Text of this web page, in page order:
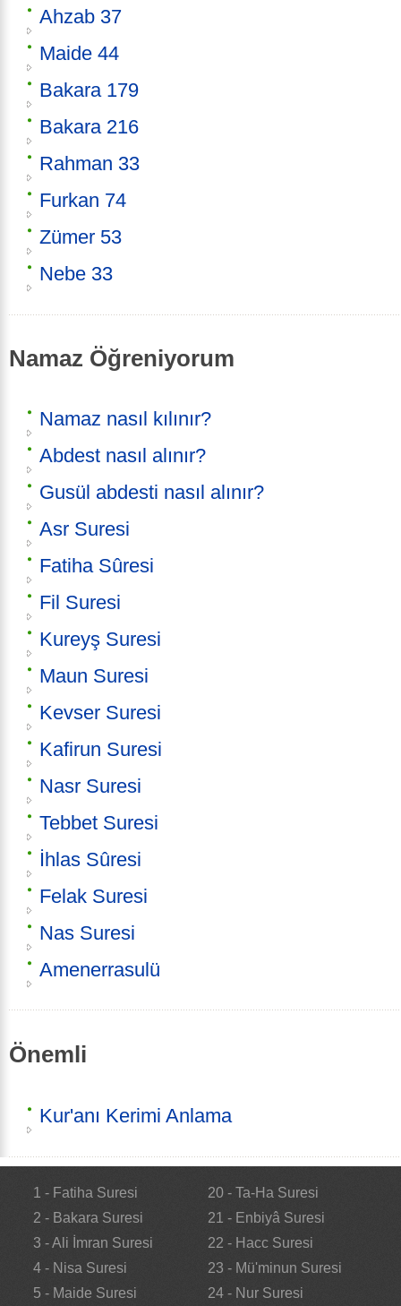
Ahzab 37
Maide 44
Bakara 179
Bakara 216
Rahman 33
Furkan 74
Zümer 53
Nebe 33
Namaz Öğreniyorum
Namaz nasıl kılınır?
Abdest nasıl alınır?
Gusül abdesti nasıl alınır?
Asr Suresi
Fatiha Sûresi
Fil Suresi
Kureyş Suresi
Maun Suresi
Kevser Suresi
Kafirun Suresi
Nasr Suresi
Tebbet Suresi
İhlas Sûresi
Felak Suresi
Nas Suresi
Amenerrasulü
Önemli
Kur'anı Kerimi Anlama
1 - Fatiha Suresi
2 - Bakara Suresi
3 - Ali İmran Suresi
4 - Nisa Suresi
5 - Maide Suresi
20 - Ta-Ha Suresi
21 - Enbiyâ Suresi
22 - Hacc Suresi
23 - Mü'minun Suresi
24 - Nur Suresi